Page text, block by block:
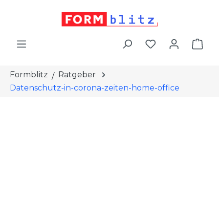
Formblitz
Ratgeber
Datenschutz-in-corona-zeiten-home-office